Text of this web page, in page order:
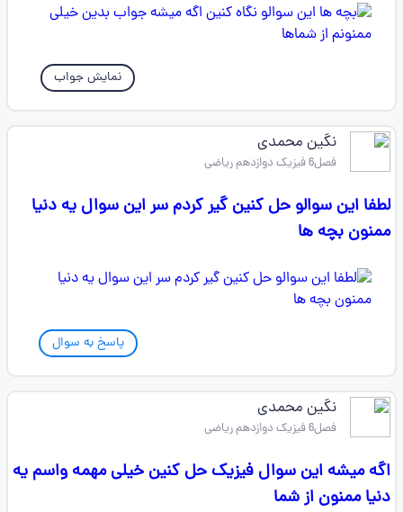
نمایش جواب
نگین محمدی
فصل6 فیزیک دوازدهم ریاضی
لطفا این سوالو حل کنین گیر کردم سر این سوال یه دنیا
ممنون بچه ها
پاسخ به سوال
نگین محمدی
فصل6 فیزیک دوازدهم ریاضی
اگه میشه این سوال فیزیک حل کنین خیلی مهمه واسم یه
دنیا ممنون از شما